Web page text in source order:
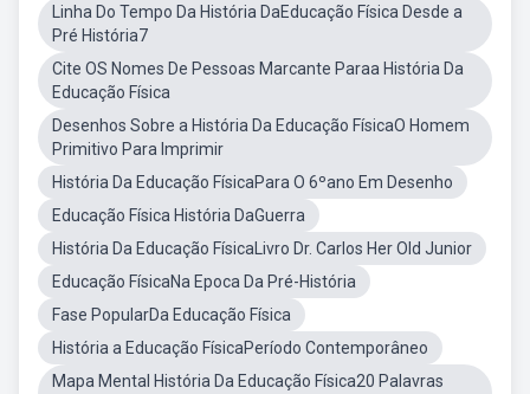
Linha Do Tempo Da História DaEducação Física Desde a
Pré História7
Cite OS Nomes De Pessoas Marcante Paraa História Da
Educação Física
Desenhos Sobre a História Da Educação FísicaO Homem
Primitivo Para Imprimir
História Da Educação FísicaPara O 6ºano Em Desenho
Educação Física História DaGuerra
História Da Educação FísicaLivro Dr. Carlos Her Old Junior
Educação FísicaNa Epoca Da Pré-História
Fase PopularDa Educação Física
História a Educação FísicaPeríodo Contemporâneo
Mapa Mental História Da Educação Física20 Palavras